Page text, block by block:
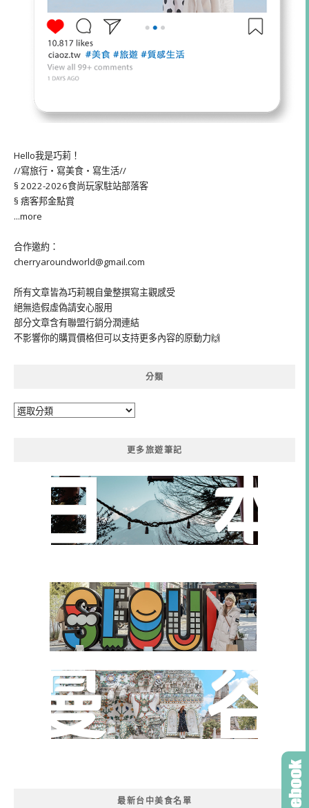
Hello我是巧莉！
//寫旅行・寫美食・寫生活//
§ 2022-2026食尚玩家駐站部落客
§ 痞客邦金點賞
...more
合作邀約：
cherryaroundworld@gmail.com
所有文章皆為巧莉親自彙整撰寫主觀感受
絕無造假虛偽請安心服用
部分文章含有聯盟行銷分潤連結
不影響你的購買價格但可以支持更多內容的原動力🙌
分類
分
更多旅遊筆記
最新台中美食名單